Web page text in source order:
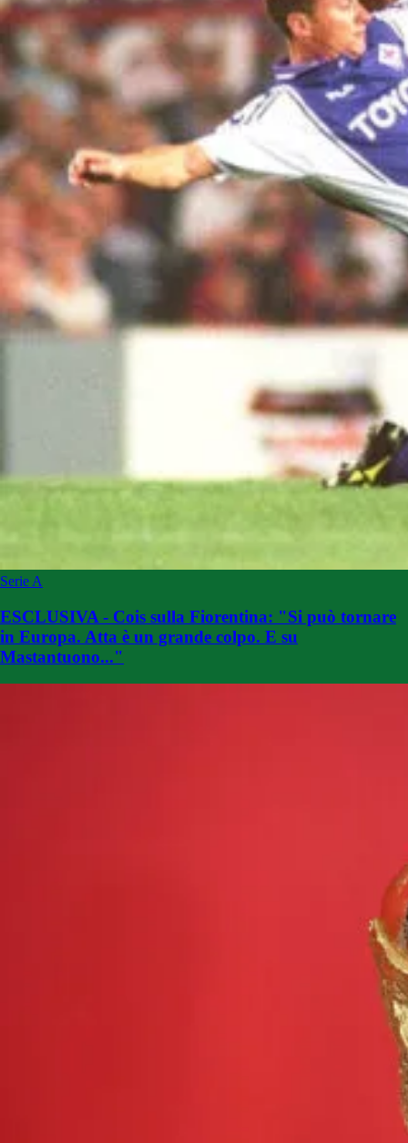
Serie A
ESCLUSIVA - Cois sulla Fiorentina: "Si può tornare
in Europa. Atta è un grande colpo. E su
Mastantuono..."